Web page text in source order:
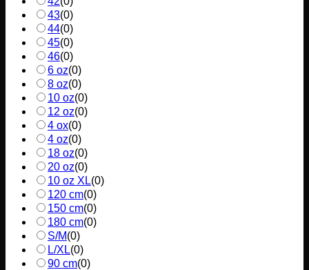
43(0)
44(0)
45(0)
46(0)
6 oz(0)
8 oz(0)
10 oz(0)
12 oz(0)
4 ox(0)
4 oz(0)
18 oz(0)
20 oz(0)
10 oz XL(0)
120 cm(0)
150 cm(0)
180 cm(0)
S/M(0)
L/XL(0)
90 cm(0)